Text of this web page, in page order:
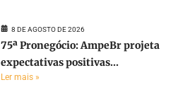
8 DE AGOSTO DE 2026
75ª Pronegócio: AmpeBr projeta
expectativas positivas...
Ler mais »